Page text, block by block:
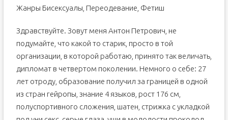
Жанры Бисексуалы, Переодевание, Фетиш
Здравствуйте. Зовут меня Антон Петрович, не
подумайте, что какой то старик, просто в той
организации, в которой работаю, принято так величать,
дипломат в четвертом поколении. Немного о себе: 27
лет отроду, образование получил за границей в одной
из стран гейропы, знание 4 языков, рост 176 см,
полуспортивного сложения, шатен, стрижка с укладкой